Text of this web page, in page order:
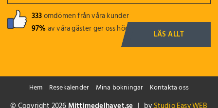
333omdömen från våra kunder
97%av våra gäster ger oss högsta betygLÄS ALLT
Hem Resekalender Mina bokningar Kontakta oss